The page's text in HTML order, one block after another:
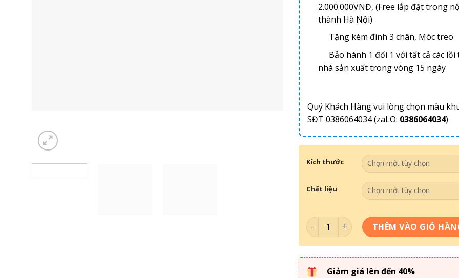
2.000.000VNĐ, (Free lắp đặt trong
thành Hà Nội)
Tặng kèm đinh 3 chân, Móc treo
Bảo hành 1 đổi 1 với tất cả các lỗi
nhà sản xuất trong vòng 15 ngày
Quý Khách Hàng vui lòng chọn màu
SĐT 0386064034 (zaLO: 0386064034)
Kích thước
Chất liệu
Tranh Treo Tường- Tranh Đồng Quê TDQ
THÊM VÀO GIỎ
Giảm giá lên đến 40%